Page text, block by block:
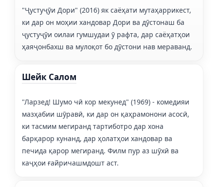
"Ҷустуҷӯи Дори" (2016) як саёҳати мутаҳаррикест,
ки дар он моҳии хандовар Дори ва дӯстонаш ба
ҷустуҷӯи оилаи гумшудаи ӯ рафта, дар саёҳатҳои
ҳаяҷонбахш ва мулоқот бо дӯстони нав мераванд.
Шейк Салом
"Ларзед! Шумо чӣ кор мекунед" (1969) - комедияи
мазҳабии шӯравӣ, ки дар он қаҳрамонони асосӣ,
ки тасмим мегиранд тартиботро дар хона
барқарор кунанд, дар ҳолатҳои хандовар ва
печида қарор мегиранд. Филм пур аз шӯхӣ ва
каҷҳои ғайричашмдошт аст.